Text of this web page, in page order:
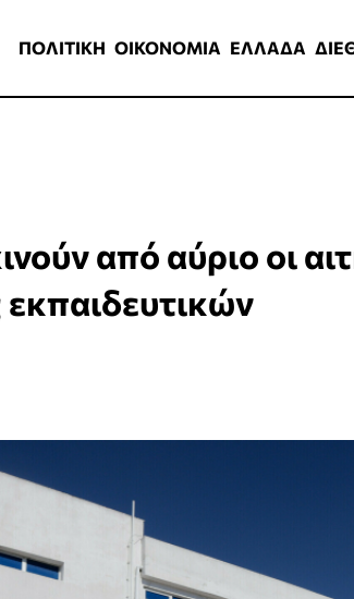
ΠΟΛΙΤΙΚΗ ΟΙΚΟΝΟΜΙΑ ΕΛΛΑΔΑ
από αύριο οι